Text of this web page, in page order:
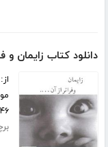
دانلود کتاب زایمان
۴۶ صفحه